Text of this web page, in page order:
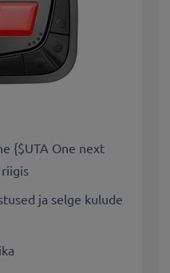
{$UTA One next
ja selge kulude